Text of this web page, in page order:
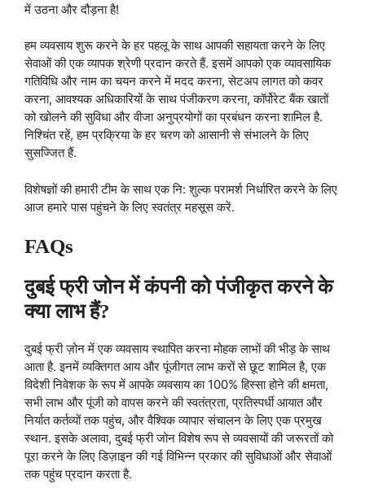
में उठना और दौड़ना है!
हम व्यवसाय शुरू करने के हर पहलू के साथ आपकी सहायता करने के लिए
सेवाओं की एक व्यापक श्रेणी प्रदान करते हैं. इसमें आपको एक व्यावसायिक
गतिविधि और नाम का चयन करने में मदद करना, सेटअप लागत को कवर
करना, आवश्यक अधिकारियों के साथ पंजीकरण करना, कॉर्पोरेट बैंक खातों
को खोलने की सुविधा और वीजा अनुप्रयोगों का प्रबंधन करना शामिल है.
निश्चिंत रहें, हम प्रक्रिया के हर चरण को आसानी से संभालने के लिए
सुसज्जित हैं.
विशेषज्ञों की हमारी टीम के साथ एक नि: शुल्क परामर्श निर्धारित करने के लिए
आज हमारे पास पहुंचने के लिए स्वतंत्र महसूस करें.
FAQs
दुबई फ्री जोन में कंपनी को पंजीकृत करने के
क्या लाभ हैं?
दुबई फ्री ज़ोन में एक व्यवसाय स्थापित करना मोहक लाभों की भीड़ के साथ
आता है. इनमें व्यक्तिगत आय और पूंजीगत लाभ करों से छूट शामिल है, एक
विदेशी निवेशक के रूप में आपके व्यवसाय का 100% हिस्सा होने की क्षमता,
सभी लाभ और पूंजी को वापस करने की स्वतंत्रता, प्रतिस्पर्धी आयात और
निर्यात कर्तव्यों तक पहुंच, और वैश्विक व्यापार संचालन के लिए एक प्रमुख
स्थान. इसके अलावा, दुबई फ्री जोन विशेष रूप से व्यवसायों की जरूरतों को
पूरा करने के लिए डिज़ाइन की गई विभिन्न प्रकार की सुविधाओं और सेवाओं
तक पहुंच प्रदान करता है.